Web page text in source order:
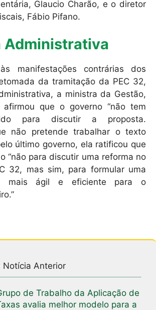
Glaucio Charão, e o diretor
Fábio Pifano.
Administrativa
manifestações contrárias dos
da tramitação da PEC 32,
a ministra da Gestão,
afirmou que o governo “não tem
para discutir a proposta.
não pretende trabalhar o texto
último governo, ela ratificou que
“não para discutir uma reforma no
32, mas sim, para formular uma
mais ágil e eficiente para o
Notícia Anterior
de Trabalho da Aplicação de
avalia melhor modelo para a